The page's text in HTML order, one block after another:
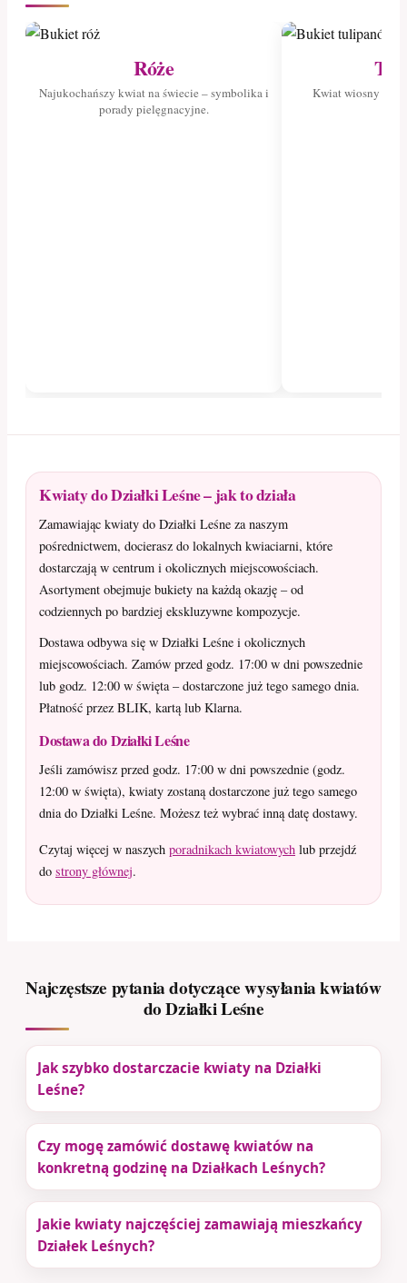
Róże
Najukochańszy kwiat na świecie – symbolika i
porady pielęgnacyjne.
Kwiat wiosny –
Kwiaty do Działki Leśne – jak to działa
Zamawiając kwiaty do Działki Leśne za naszym
pośrednictwem, docierasz do lokalnych kwiaciarni, które
dostarczają w centrum i okolicznych miejscowościach.
Asortyment obejmuje bukiety na każdą okazję – od
codziennych po bardziej ekskluzywne kompozycje.
Dostawa odbywa się w Działki Leśne i okolicznych
miejscowościach. Zamów przed godz. 17:00 w dni powszednie
lub godz. 12:00 w święta – dostarczone już tego samego dnia.
Płatność przez BLIK, kartą lub Klarna.
Dostawa do Działki Leśne
Jeśli zamówisz przed godz. 17:00 w dni powszednie (godz.
12:00 w święta), kwiaty zostaną dostarczone już tego samego
dnia do Działki Leśne. Możesz też wybrać inną datę dostawy.
Czytaj więcej w naszych poradnikach kwiatowych lub przejdź
do strony głównej.
Najczęstsze pytania dotyczące wysyłania kwiatów
do Działki Leśne
Jak szybko dostarczacie kwiaty na Działki
Leśne?
Czy mogę zamówić dostawę kwiatów na
konkretną godzinę na Działkach Leśnych?
Jakie kwiaty najczęściej zamawiają mieszkańcy
Działek Leśnych?